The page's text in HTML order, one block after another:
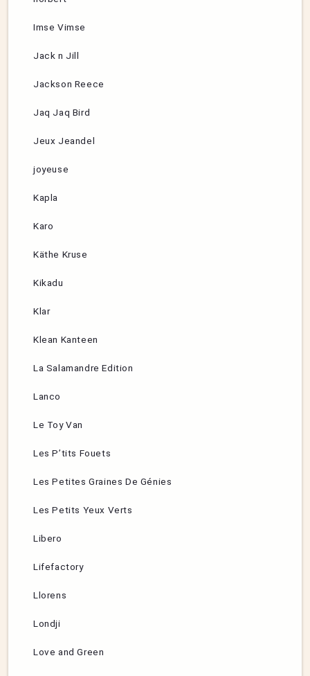
Imse Vimse
Jack n Jill
Jackson Reece
Jaq Jaq Bird
Jeux Jeandel
joyeuse
Kapla
Karo
Käthe Kruse
Kikadu
Klar
Klean Kanteen
La Salamandre Edition
Lanco
Le Toy Van
Les P’tits Fouets
Les Petites Graines De Génies
Les Petits Yeux Verts
Libero
Lifefactory
Llorens
Londji
Love and Green